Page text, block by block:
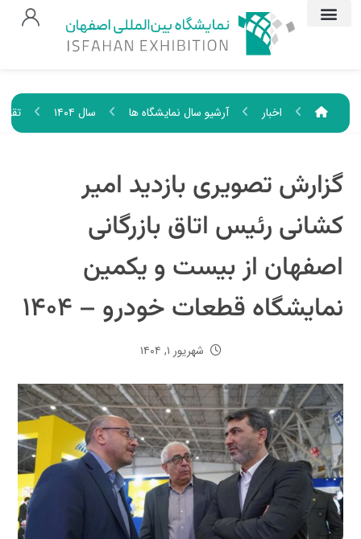
اخبار آرشیو سال نمایشگاه ها سال ۱۴۰۴
گزارش تصویری بازدید امیر
کشانی رئیس اتاق بازرگانی
اصفهان از بیست و یکمین
نمایشگاه قطعات خودرو – ۱۴۰۴
شهریور ۱, ۱۴۰۴